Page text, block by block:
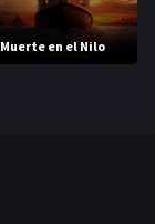
Muerte en el Nilo